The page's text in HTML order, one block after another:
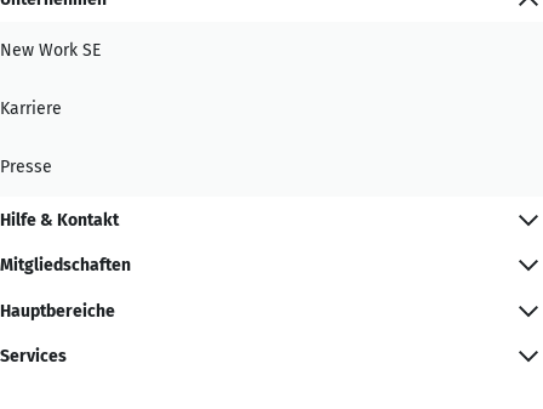
New Work SE
Karriere
Presse
Hilfe & Kontakt
Mitgliedschaften
Hauptbereiche
Services